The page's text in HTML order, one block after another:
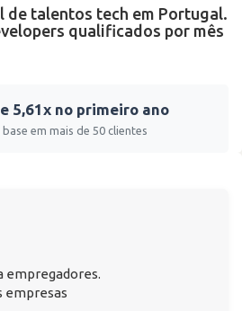
de talentos tech em Portugal.
qualificados por mês
5,61x no primeiro ano
em mais de 50 clientes
empregadores.
empresas